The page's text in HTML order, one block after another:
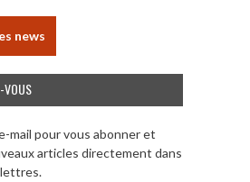
news
VOUS
mail pour vous abonner et
articles directement dans